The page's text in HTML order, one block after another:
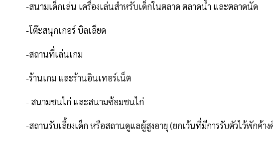
-สนามเด็กเล่น เครื่องเล่นสําหรับเด็กในตลาด ตลาดน้ำ และตลาดนัด
-โต๊ะสนุกเกอร์ บิลเลียด
-สถานที่เล่นเกม
-ร้านเกม และร้านอินเทอร์เน็ต
- สนามชนไก่ และสนามซ้อมชนไก่
-สถานรับเลี้ยงเด็ก หรือสถานดูแลผู้สูงอายุ (ยกเว้นที่มีการรับตัวไว้พักค้า